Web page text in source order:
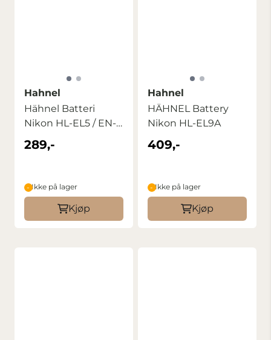
Hahnel
Hähnel Batteri
Nikon HL-EL5 / EN-
EL5
289,-
Ikke på lager
Kjøp
Hahnel
HÄHNEL Battery
Nikon HL-EL9A
409,-
Ikke på lager
Kjøp